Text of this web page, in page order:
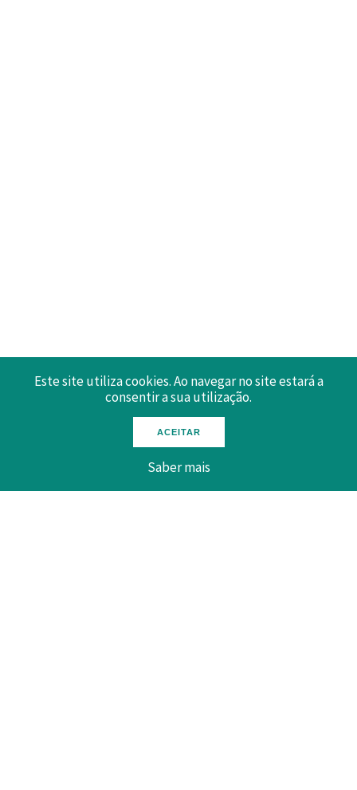
Este site utiliza cookies. Ao navegar no site estará a
consentir a sua utilização.
ACEITAR
Saber mais